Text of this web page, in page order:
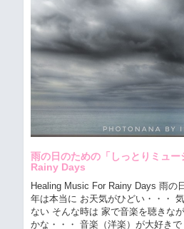
雨の日のための「しっとりミュ
Rainy Days
Healing Music For Rainy Days 雨の
年は本当に お天気がひどい・・・
ない そんな時は 家で音楽を聴きな
かな・・・ 音楽（洋楽）が大好き